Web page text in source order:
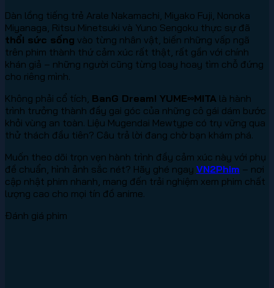
Dàn lồng tiếng trẻ Arale Nakamachi, Miyako Fuji, Nonoka
Miyanaga, Ritsu Minetsuki và Yuno Sengoku thực sự đã
thổi sức sống vào từng nhân vật, biến những vấp ngã
trên phim thành thứ cảm xúc rất thật, rất gần với chính
khán giả – những người cũng từng loay hoay tìm chỗ đứng
cho riêng mình.
Không phải cổ tích, BanG Dream! YUME∞MITA là hành
trình trưởng thành đầy gai góc của những cô gái dám bước
khỏi vùng an toàn. Liệu Mugendai Mewtype có trụ vững qua
thử thách đầu tiên? Câu trả lời đang chờ bạn khám phá.
Muốn theo dõi trọn vẹn hành trình đầy cảm xúc này với phụ
đề chuẩn, hình ảnh sắc nét? Hãy ghé ngay VN2Phim – nơi
cập nhật phim nhanh, mang đến trải nghiệm xem phim chất
lượng cao cho mọi tín đồ anime.
Đánh giá phim